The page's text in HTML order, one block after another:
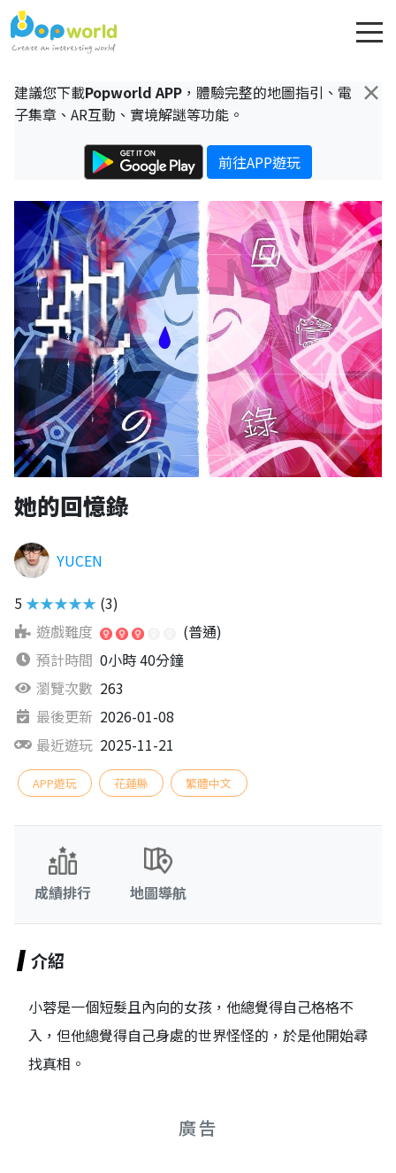
×
建議您下載Popworld APP ，體驗完整的地圖指引、電
子集章、AR互動、實境解謎等功能。
前往APP遊玩
她的回憶錄
YUCEN
5 ★★★★★ (3)
遊戲難度
(普通)
預計時間 0小時 40分鐘
瀏覽次數 263
最後更新 2026-01-08
最近遊玩 2025-11-21
APP遊玩 花蓮縣 繁體中文
成績排行 地圖導航
介紹
小蓉是一個短髮且內向的女孩，他總覺得自己格格不
入，但他總覺得自己身處的世界怪怪的，於是他開始尋
找真相。
廣告